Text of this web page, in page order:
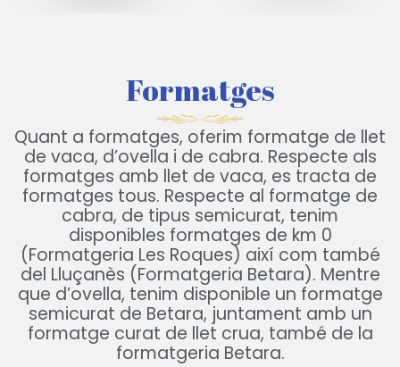
Formatges
Quant a formatges, oferim formatge de llet
de vaca, d’ovella i de cabra. Respecte als
formatges amb llet de vaca, es tracta de
formatges tous. Respecte al formatge de
cabra, de tipus semicurat, tenim
disponibles formatges de km 0
(Formatgeria Les Roques) així com també
del Lluçanès (Formatgeria Betara). Mentre
que d’ovella, tenim disponible un formatge
semicurat de Betara, juntament amb un
formatge curat de llet crua, també de la
formatgeria Betara.